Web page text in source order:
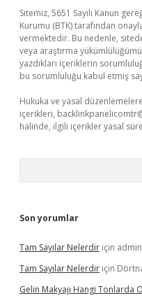
Sitemiz, 5651 Sayılı Kanun
Kurumu (BTK) tarafından
vermektedir. Bu nedenle,
veya araştırma
yazdıkları içeriklerin
bu sorumluluğu kabul etmiş
Hukuka ve yasal
içerikleri,
halinde, ilgili içerikler yasal
Son yorumlar
Tam Sayılar Nelerdir için admin
Tam Sayılar Nelerdir için
Gelin Makyajı Hangi Tonlarda